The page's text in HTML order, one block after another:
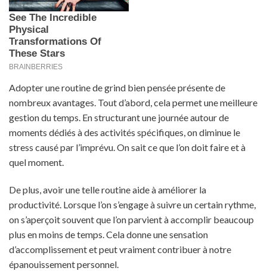
Adopter une routine de grind bien pensée présente de
nombreux avantages. Tout d’abord, cela permet une meilleure
gestion du temps. En structurant une journée autour de
moments dédiés à des activités spécifiques, on diminue le
stress causé par l’imprévu. On sait ce que l’on doit faire et à
quel moment.
De plus, avoir une telle routine aide à améliorer la
productivité. Lorsque l’on s’engage à suivre un certain rythme,
on s’aperçoit souvent que l’on parvient à accomplir beaucoup
plus en moins de temps. Cela donne une sensation
d’accomplissement et peut vraiment contribuer à notre
épanouissement personnel.